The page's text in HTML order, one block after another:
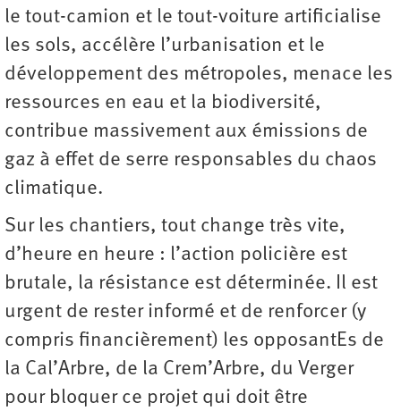
le tout-camion et le tout-voiture artificialise
les sols, accélère l’urbanisation et le
développement des métropoles, menace les
ressources en eau et la biodiversité,
contribue massivement aux émissions de
gaz à effet de serre responsables du chaos
climatique.
Sur les chantiers, tout change très vite,
d’heure en heure : l’action policière est
brutale, la résistance est déterminée. Il est
urgent de rester informé et de renforcer (y
compris financièrement) les opposantEs de
la Cal’Arbre, de la Crem’Arbre, du Verger
pour bloquer ce projet qui doit être